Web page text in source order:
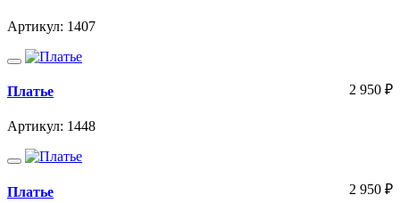
Артикул: 1407
Платье
Артикул: 1448
2 950 ₽
Платье 2 950 ₽